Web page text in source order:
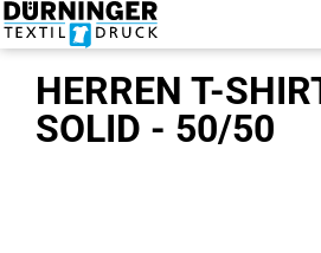
HERREN T-
SOLID - 50/50